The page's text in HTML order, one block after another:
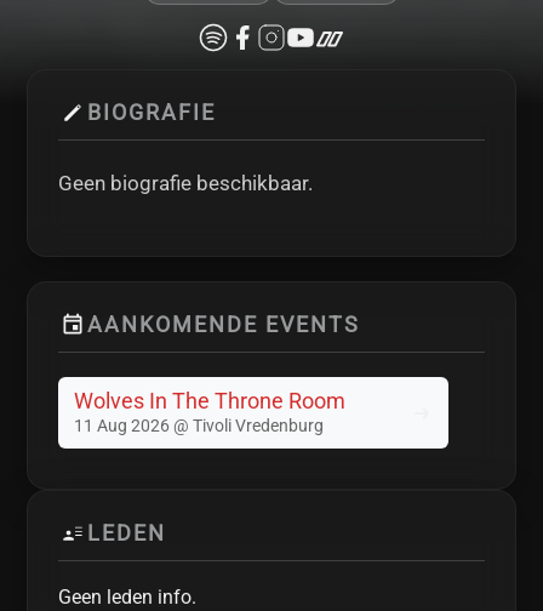
BIOGRAFIE
Geen biografie beschikbaar.
AANKOMENDE EVENTS
Wolves In The Throne Room
11 Aug 2026 @ Tivoli Vredenburg
LEDEN
Geen leden info.